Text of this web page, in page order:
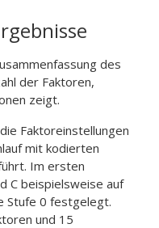
des
der Faktoren,
zeigt.
Faktoreinstellungen
mit kodierten
Im ersten
C beispielsweise auf
Stufe 0 festgelegt.
und 15